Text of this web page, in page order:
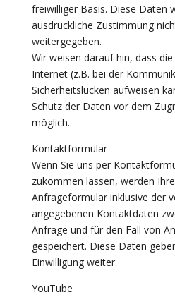
freiwilliger Basis. Diese Daten
ausdrückliche Zustimmung
weitergegeben.
Wir weisen darauf hin, dass
Internet (z.B. bei der
Sicherheitslücken aufweisen
Schutz der Daten vor dem
möglich.
Kontaktformular
Wenn Sie uns per
zukommen lassen, werden
Anfrageformular inklusive der
angegebenen Kontaktdaten
Anfrage und für den Fall von
gespeichert. Diese Daten
Einwilligung weiter.
YouTube